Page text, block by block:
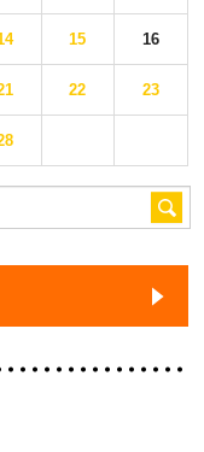
15 16
22 23